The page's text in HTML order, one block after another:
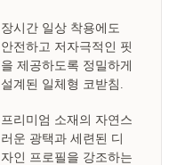
장시간 일상 착용에도
안전하고 저자극적인 핏
을 제공하도록 정밀하게
설계된 일체형 코받침.
프리미엄 소재의 자연스
러운 광택과 세련된 디
자인 프로필을 강조하는